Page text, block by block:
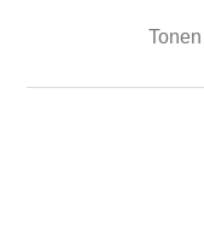
Tonen